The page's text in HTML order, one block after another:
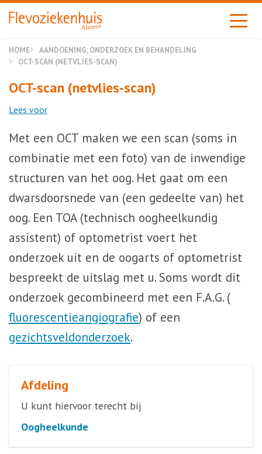
Almere
HOME
AANDOENING, ONDERZOEK EN BEHANDELING
OCT-SCAN (NETVLIES-SCAN)
OCT-scan (netvlies-scan)
Lees voor
Met een OCT maken we een scan (soms in
combinatie met een foto) van de inwendige
structuren van het oog. Het gaat om een
dwarsdoorsnede van (een gedeelte van) het
oog. Een TOA (technisch oogheelkundig
assistent) of optometrist voert het
onderzoek uit en de oogarts of optometrist
bespreekt de uitslag met u. Soms wordt dit
onderzoek gecombineerd met een F.A.G. (
fluorescentieangiografie) of een
gezichtsveldonderzoek.
Afdeling
U kunt hiervoor terecht bij
Oogheelkunde